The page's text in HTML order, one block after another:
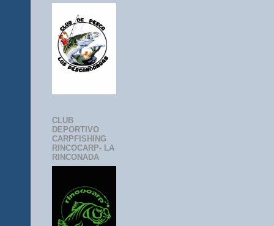
CLUB
DEPORTIVO
CARPFISHING
RINCOCARP- LA
RINCONADA